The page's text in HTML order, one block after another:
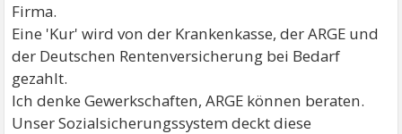
Firma.
Eine 'Kur' wird von der Krankenkasse, der ARGE und
der Deutschen Rentenversicherung bei Bedarf
gezahlt.
Ich denke Gewerkschaften, ARGE können beraten.
Unser Sozialsicherungssystem deckt diese